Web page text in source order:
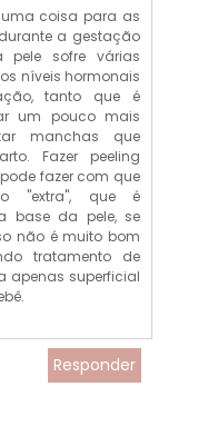
coisa para as
a gestação
sofre várias
níveis hormonais
tanto que é
um pouco mais
manchas que
Fazer peeling
fazer com que
"extra", que é
base da pele, se
não é muito bom
tratamento de
apenas superficial
Responder